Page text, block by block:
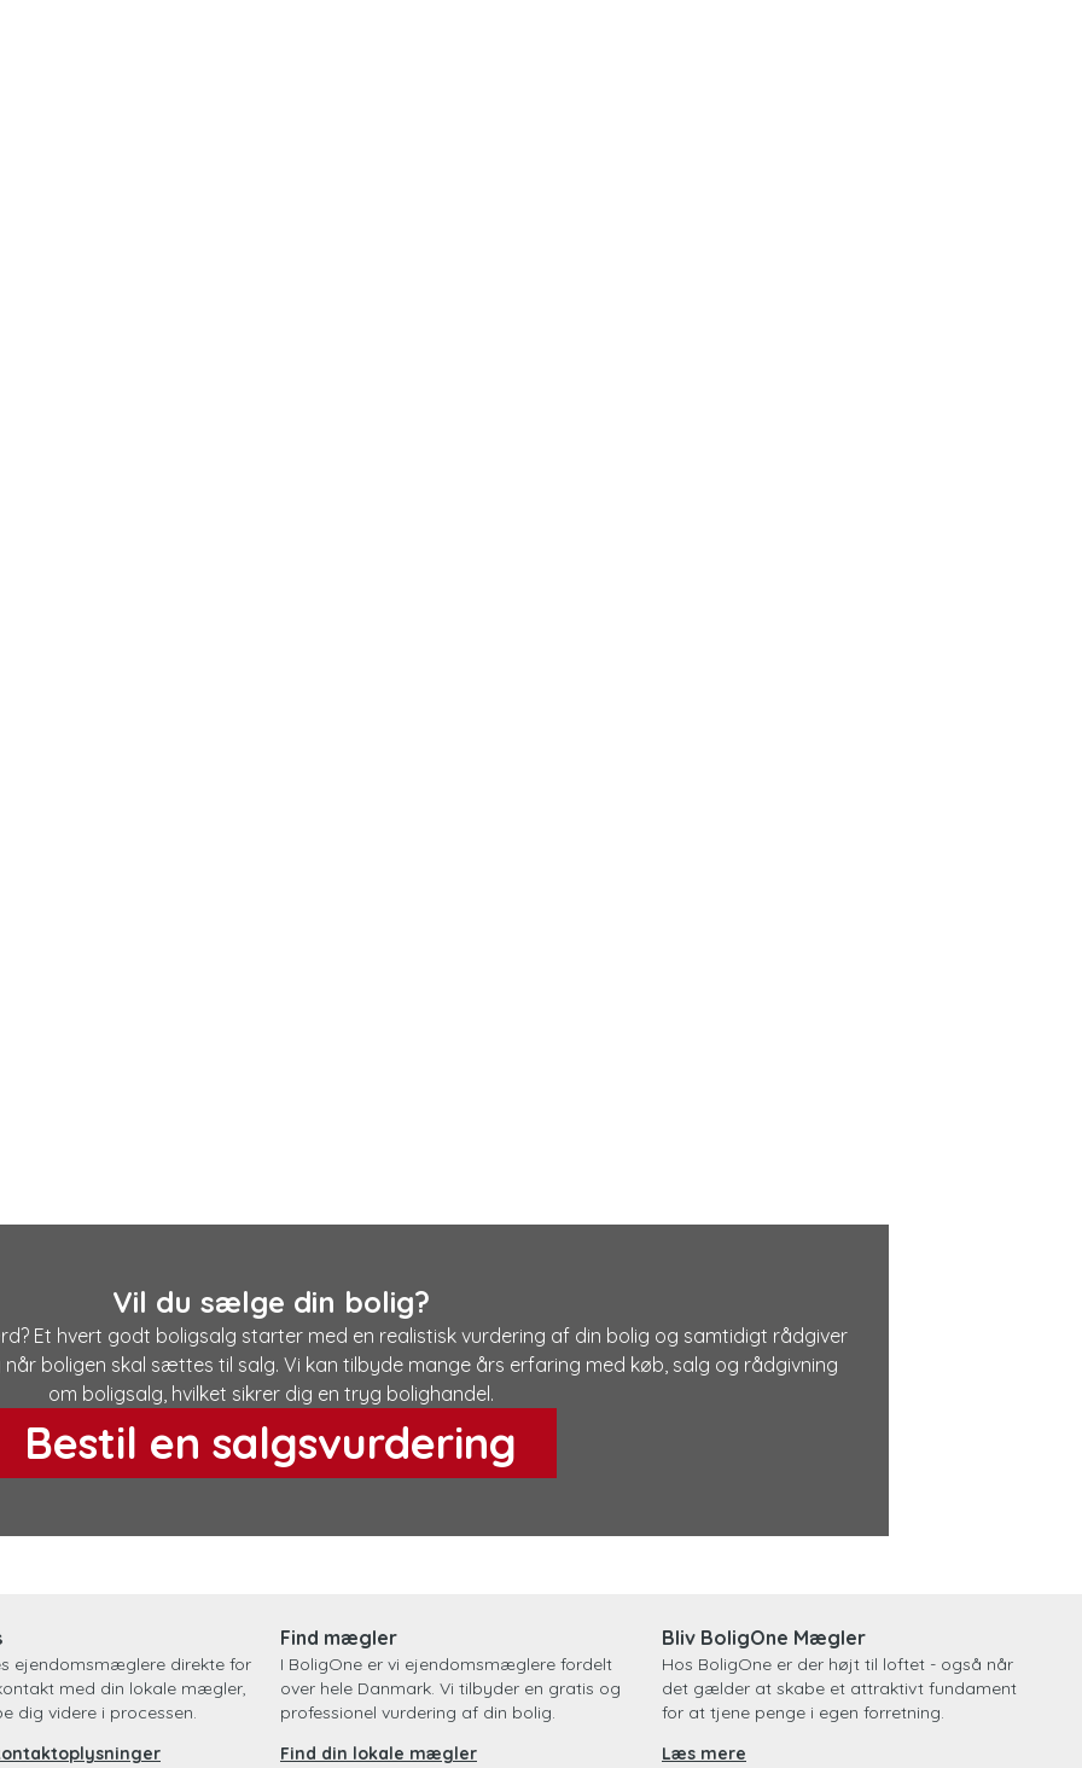
bryggerset – ideelt ved evt. sammenlægning)
boligenheder er flotte, med dejlig loftshøjde og klar til indflytning.
de lave ejerudgifter.
områder, stranden, det hyggelige havnemiljø, svømmehal, offentlig
Vil du sælge din bolig?
Et hvert godt boligsalg starter med en realistisk vurdering af din bolig og samtidigt rådgiver
boligen skal sættes til salg. Vi kan tilbyde mange års erfaring med køb, salg og rådgivning
om boligsalg, hvilket sikrer dig en tryg bolighandel.
Bestil en salgsvurdering
ejendomsmæglere direkte for
med din lokale mægler,
dig videre i processen.
Find mægler
I BoligOne er vi ejendomsmæglere fordelt
over hele Danmark. Vi tilbyder en gratis og
professionel vurdering af din bolig.
Find din lokale mægler
Bliv BoligOne Mægler
Hos BoligOne er der højt til loftet - også når
det gælder at skabe et attraktivt fundament
for at tjene penge i egen forretning.
Læs mere